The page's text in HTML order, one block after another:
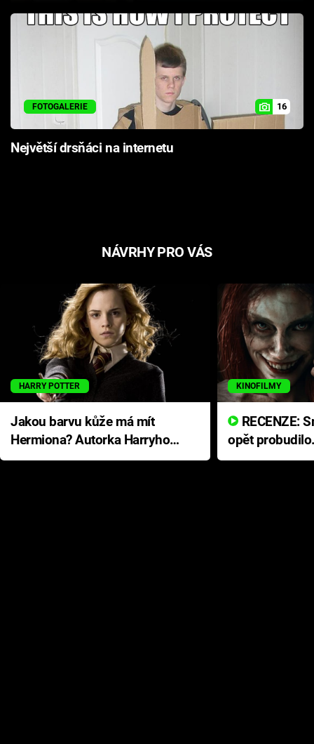
TV Program
Sledujte prima+
Sledujte nás
FOTOGALERIE 16
Největší drsňáci na internetu
NÁVRHY PRO VÁS
HARRY POTTER
Jakou barvu kůže má mít
Hermiona? Autorka Harryho
Pottera přišla s ráznou
KINOFILMY
opět
přichází s